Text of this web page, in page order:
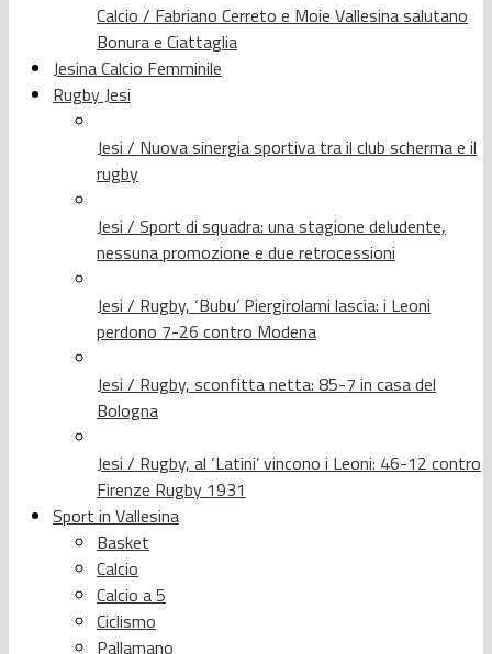
Calcio / Fabriano Cerreto e Moie Vallesina salutano
Bonura e Ciattaglia
Jesina Calcio Femminile
Rugby Jesi
Jesi / Nuova sinergia sportiva tra il club scherma e il
rugby
Jesi / Sport di squadra: una stagione deludente,
nessuna promozione e due retrocessioni
Jesi / Rugby, ‘Bubu’ Piergirolami lascia: i Leoni
perdono 7-26 contro Modena
Jesi / Rugby, sconfitta netta: 85-7 in casa del
Bologna
Jesi / Rugby, al ‘Latini’ vincono i Leoni: 46-12 contro
Firenze Rugby 1931
Sport in Vallesina
Basket
Calcio
Calcio a 5
Ciclismo
Pallamano